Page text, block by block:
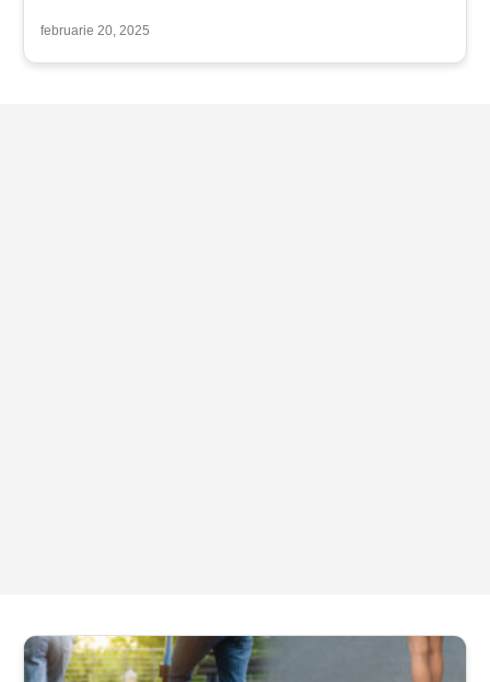
februarie 20, 2025